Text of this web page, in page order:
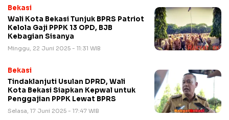
Bekasi
Wali Kota Bekasi Tunjuk BPRS Patriot
Kelola Gaji PPPK 13 OPD, BJB
Kebagian Sisanya
Minggu, 22 Juni 2025 - 11:31 WIB
Bekasi
Tindaklanjuti Usulan DPRD, Wali
Kota Bekasi Siapkan Kepwal untuk
Penggajian PPPK Lewat BPRS
Selasa, 17 Juni 2025 - 17:47 WIB